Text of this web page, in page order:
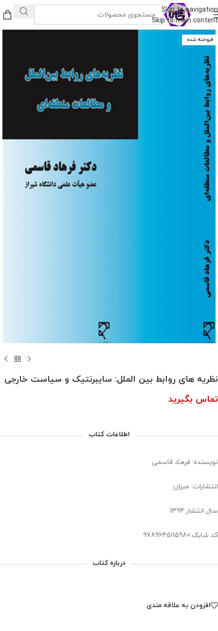
Skip to navigation
Skip to main content
فروخته شده
نظریه های روابط بین الملل: سایبرنتیک و سیاست خارجی
تماس بگیرید
اطلاعات کتاب
نویسنده: فرهاد قاسمی
انتشارات: میزان
سال انتشار:1394
کد شابک:9789645115980
درباره کتاب
افزودن به علاقه مندی